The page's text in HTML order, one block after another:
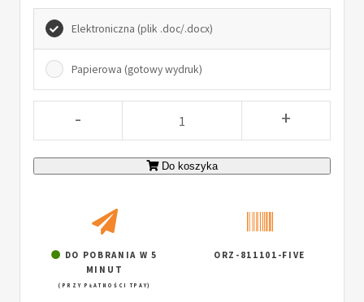
Elektroniczna (plik .doc/.docx)
Papierowa (gotowy wydruk)
- +
Do koszyka
DO POBRANIA W 5
MINUT
(PRZY PŁATNOŚCI TPAY)
ORZ-811101-FIVE